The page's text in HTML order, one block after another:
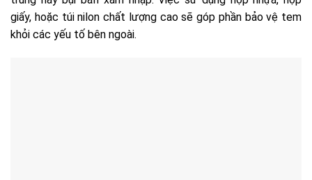
giấy, hoặc túi nilon chất lượng cao sẽ góp phần bảo vệ tem
khỏi các yếu tố bên ngoài.